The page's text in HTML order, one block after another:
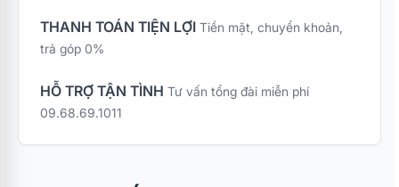
THANH TOÁN TIỆN LỢI Tiền mặt, chuyển khoản,
trả góp 0%
HỖ TRỢ TẬN TÌNH Tư vấn tổng đài miễn phí
09.68.69.1011